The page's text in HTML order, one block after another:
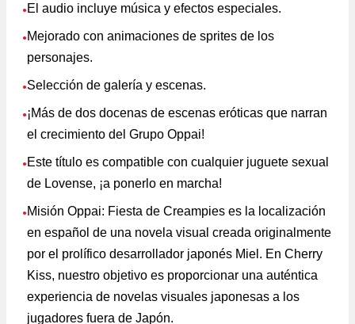
● El audio incluye música y efectos especiales.
● Mejorado con animaciones de sprites de los
personajes.
●Selección de galería y escenas.
● ¡Más de dos docenas de escenas eróticas que narran
el crecimiento del Grupo Oppai!
● Este título es compatible con cualquier juguete sexual
de Lovense, ¡a ponerlo en marcha!
● Misión Oppai: Fiesta de Creampies es la localización
en español de una novela visual creada originalmente
por el prolífico desarrollador japonés Miel. En Cherry
Kiss, nuestro objetivo es proporcionar una auténtica
experiencia de novelas visuales japonesas a los
jugadores fuera de Japón.